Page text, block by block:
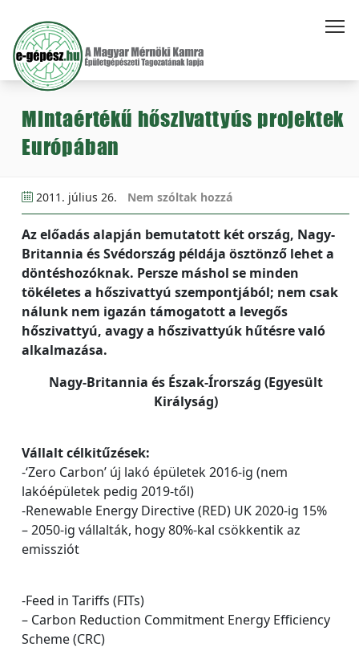
Mintaértékű hőszivattyús projektek
Európában
2011. július 26. Nem szóltak hozzá
Az előadás alapján bemutatott két ország, Nagy-
Britannia és Svédország példája ösztönző lehet a
döntéshozóknak. Persze máshol se minden
tökéletes a hőszivattyú szempontjából; nem csak
nálunk nem igazán támogatott a levegős
hőszivattyú, avagy a hőszivattyúk hűtésre való
alkalmazása.
Nagy-Britannia és Észak-Írország (Egyesült
Királyság)
Vállalt célkitűzések:
-‘Zero Carbon’ új lakó épületek 2016-ig (nem
lakóépületek pedig 2019-től)
-Renewable Energy Directive (RED) UK 2020-ig 15%
– 2050-ig vállalták, hogy 80%-kal csökkentik az
emissziót
-Feed in Tariffs (FITs)
– Carbon Reduction Commitment Energy Efficiency
Scheme (CRC)